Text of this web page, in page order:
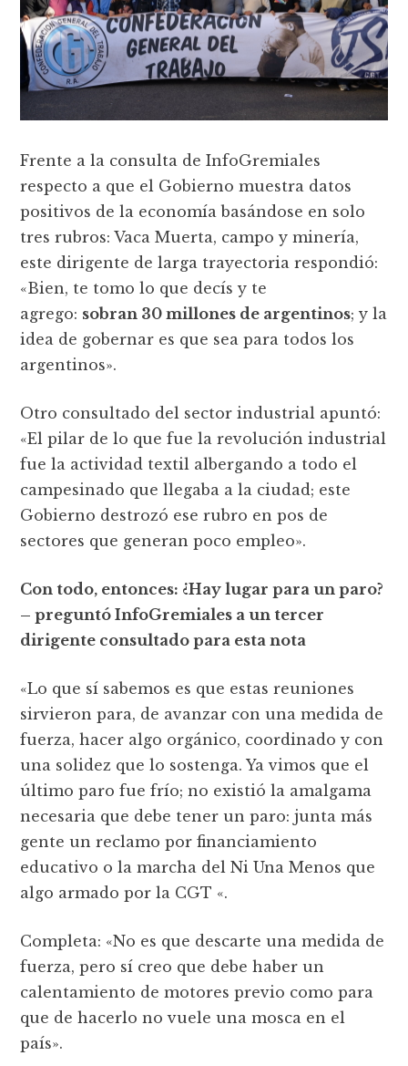
Frente a la consulta de InfoGremiales
respecto a que el Gobierno muestra datos
positivos de la economía basándose en solo
tres rubros: Vaca Muerta, campo y minería,
este dirigente de larga trayectoria respondió:
«Bien, te tomo lo que decís y te
agrego: sobran 30 millones de argentinos; y la
idea de gobernar es que sea para todos los
argentinos».
Otro consultado del sector industrial apuntó:
«El pilar de lo que fue la revolución industrial
fue la actividad textil albergando a todo el
campesinado que llegaba a la ciudad; este
Gobierno destrozó ese rubro en pos de
sectores que generan poco empleo».
Con todo, entonces: ¿Hay lugar para un paro?
– preguntó InfoGremiales a un tercer
dirigente consultado para esta nota
«Lo que sí sabemos es que estas reuniones
sirvieron para, de avanzar con una medida de
fuerza, hacer algo orgánico, coordinado y con
una solidez que lo sostenga. Ya vimos que el
último paro fue frío; no existió la amalgama
necesaria que debe tener un paro: junta más
gente un reclamo por financiamiento
educativo o la marcha del Ni Una Menos que
algo armado por la CGT «.
Completa: «No es que descarte una medida de
fuerza, pero sí creo que debe haber un
calentamiento de motores previo como para
que de hacerlo no vuele una mosca en el
país».